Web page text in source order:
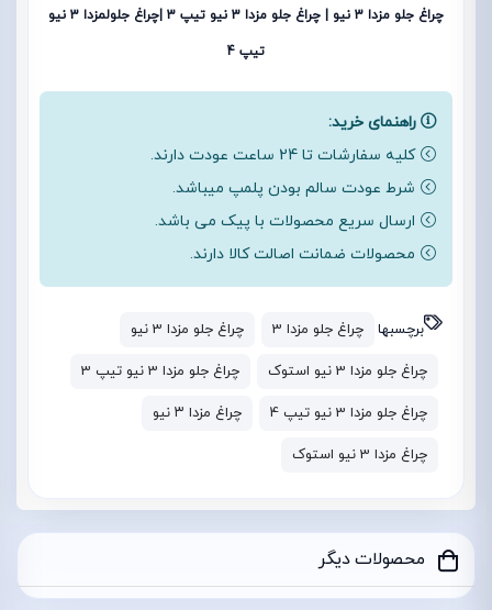
چراغ جلو مزدا 3 نیو | چراغ جلو مزدا 3 نیو تیپ 3 | چراغ جلولمزدا 3 نیو
تیپ 4
راهنمای خرید:
کلیه سفارشات تا 24 ساعت عودت دارند.
شرط عودت سالم بودن پلمپ میباشد.
ارسال سریع محصولات با پیک می باشد.
محصولات ضمانت اصالت کالا دارند.
برچسبها چراغ جلو مزدا 3 چراغ جلو مزدا 3 نیو
چراغ جلو مزدا 3 نیو استوک چراغ جلو مزدا 3 نیو تیپ 3
چراغ جلو مزدا 3 نیو تیپ 4 چراغ مزدا ۳ نیو
چراغ مزدا 3 نیو استوک
محصولات دیگر